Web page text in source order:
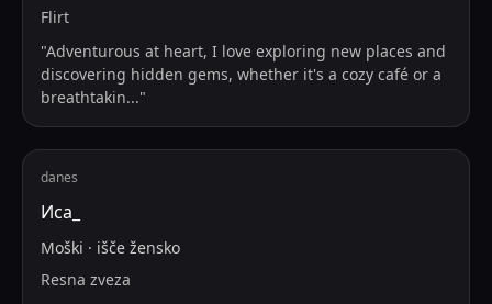
Flirt
"Adventurous at heart, I love exploring new places and
discovering hidden gems, whether it's a cozy café or a
breathtakin..."
danes
Иса_
Moški · išče žensko
Resna zveza